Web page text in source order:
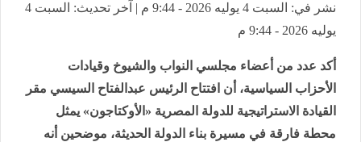
نشر في: السبت 4 يوليه 2026 - 9:44 م | آخر تحديث: السبت 4
يوليه 2026 - 9:44 م
أكد عدد من أعضاء مجلسي النواب والشيوخ وقيادات
الأحزاب السياسية، أن افتتاح الرئيس عبدالفتاح السيسي مقر
القيادة الاستراتيجية للدولة المصرية «الأوكتاجون» يمثل
محطة فارقة في مسيرة بناء الدولة الحديثة، موضحين أنه